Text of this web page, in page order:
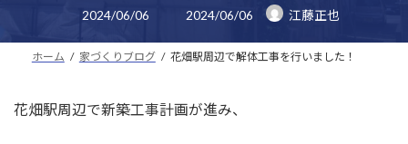
2024/06/06
最
終
新
日
2024/06/06 江藤正也
ホーム 家づくりブログ 花畑駅周辺で解体工事を行いました！
花畑駅周辺で新築工事計画が進み、